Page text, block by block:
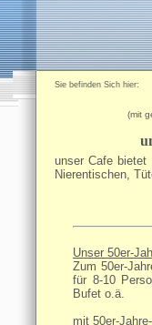
Sie befinden Sich
(mit
unser Cafe bietet
Nierentischen,
Unser 50er-
Zum 50er-
für 8-10
Bufet o.ä.
mit 50er-